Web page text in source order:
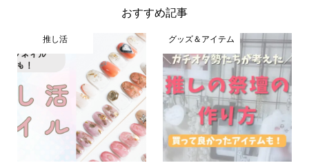
おすすめ記事
推し活 グッズ＆アイテム